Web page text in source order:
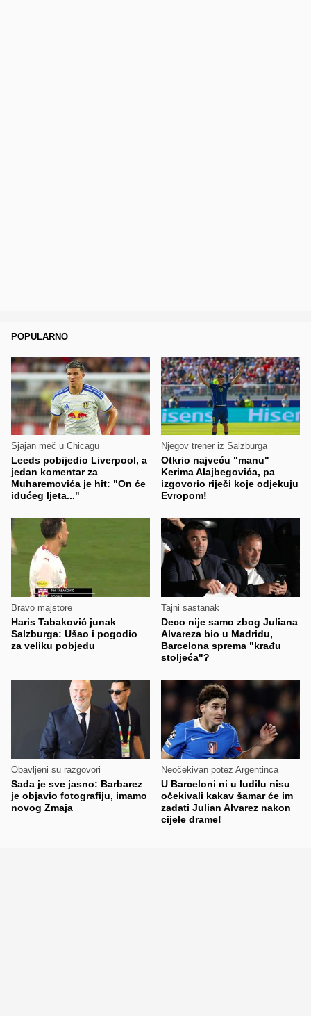
POPULARNO
Sjajan meč u Chicagu
Leeds pobijedio Liverpool, a
jedan komentar za
Muharemovića je hit: "On će
idućeg ljeta..."
Njegov trener iz Salzburga
Otkrio najveću "manu"
Kerima Alajbegovića, pa
izgovorio riječi koje odjekuju
Evropom!
Bravo majstore
Haris Tabaković junak
Salzburga: Ušao i pogodio
za veliku pobjedu
Tajni sastanak
Deco nije samo zbog Juliana
Alvareza bio u Madridu,
Barcelona sprema "krađu
stoljeća"?
Obavljeni su razgovori
Sada je sve jasno: Barbarez
je objavio fotografiju, imamo
novog Zmaja
Neočekivan potez Argentinca
U Barceloni ni u ludilu nisu
očekivali kakav šamar će im
zadati Julian Alvarez nakon
cijele drame!